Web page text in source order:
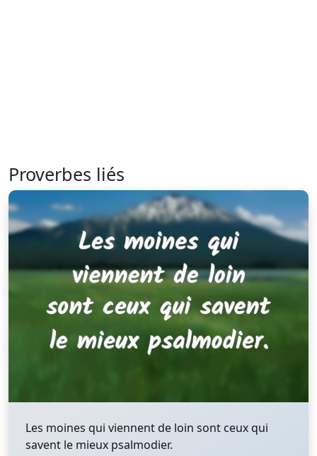
Proverbes liés
Les moines qui viennent de loin sont ceux qui
savent le mieux psalmodier.